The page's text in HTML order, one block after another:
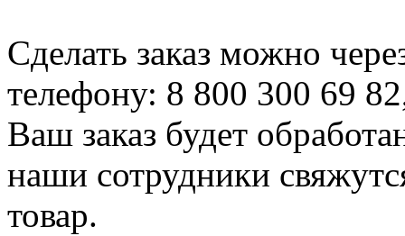
Сделать заказ можно
телефону: 8 800 300 69
Ваш заказ будет
наши сотрудники
товар.